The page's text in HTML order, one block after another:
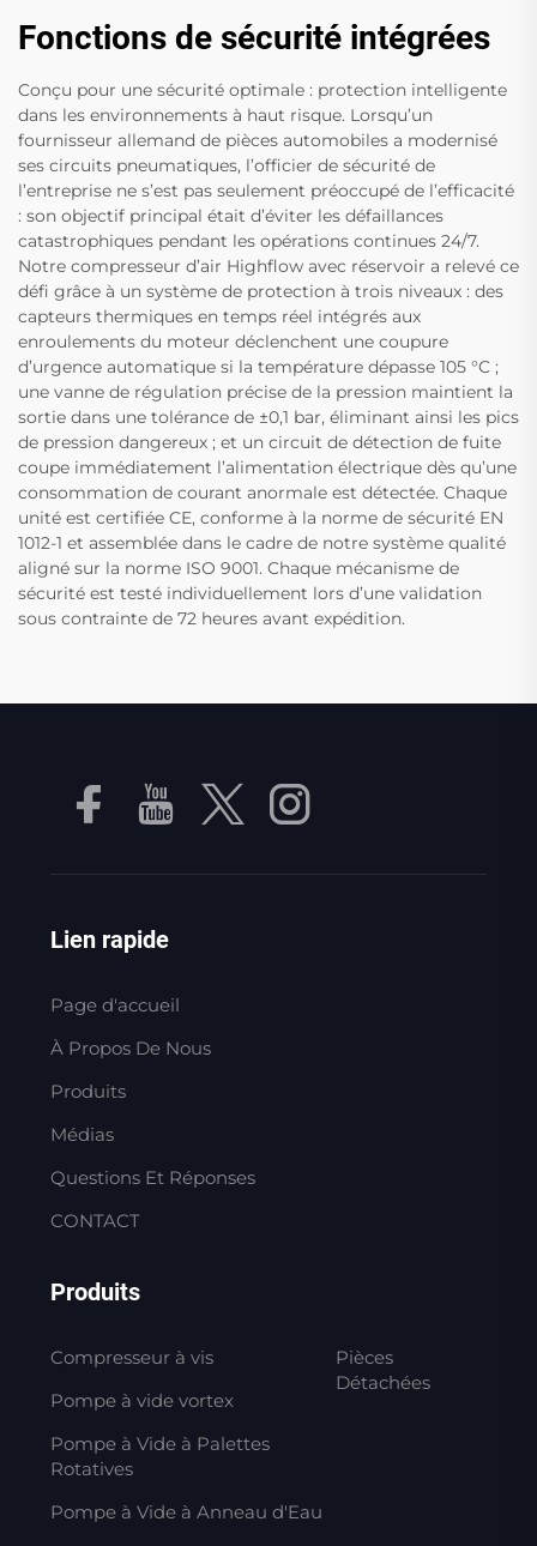
Fonctions de sécurité intégrées
Conçu pour une sécurité optimale : protection intelligente
dans les environnements à haut risque. Lorsqu’un
fournisseur allemand de pièces automobiles a modernisé
ses circuits pneumatiques, l’officier de sécurité de
l’entreprise ne s’est pas seulement préoccupé de l’efficacité
: son objectif principal était d’éviter les défaillances
catastrophiques pendant les opérations continues 24/7.
Notre compresseur d’air Highflow avec réservoir a relevé ce
défi grâce à un système de protection à trois niveaux : des
capteurs thermiques en temps réel intégrés aux
enroulements du moteur déclenchent une coupure
d’urgence automatique si la température dépasse 105 °C ;
une vanne de régulation précise de la pression maintient la
sortie dans une tolérance de ±0,1 bar, éliminant ainsi les pics
de pression dangereux ; et un circuit de détection de fuite
coupe immédiatement l’alimentation électrique dès qu’une
consommation de courant anormale est détectée. Chaque
unité est certifiée CE, conforme à la norme de sécurité EN
1012-1 et assemblée dans le cadre de notre système qualité
aligné sur la norme ISO 9001. Chaque mécanisme de
sécurité est testé individuellement lors d’une validation
sous contrainte de 72 heures avant expédition.
Lien rapide
Page d'accueil
À Propos De Nous
Produits
Médias
Questions Et Réponses
CONTACT
Produits
Compresseur à vis
Pompe à vide vortex
Pompe à Vide à Palettes
Rotatives
Pompe à Vide à Anneau d'Eau
Pièces
Détachées